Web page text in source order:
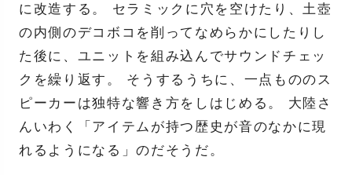
に改造する。 セラミックに穴を空けたり、土壺
の内側のデコボコを削ってなめらかにしたりし
た後に、ユニットを組み込んでサウンドチェッ
クを繰り返す。 そうするうちに、一点もののス
ピーカーは独特な響き方をしはじめる。 大陸さ
んいわく「アイテムが持つ歴史が音のなかに現
れるようになる」のだそうだ。